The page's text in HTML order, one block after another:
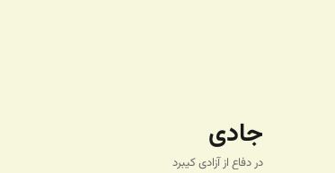
جادی
در دفاع از آزادی کیبرد